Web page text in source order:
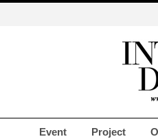
Event Project